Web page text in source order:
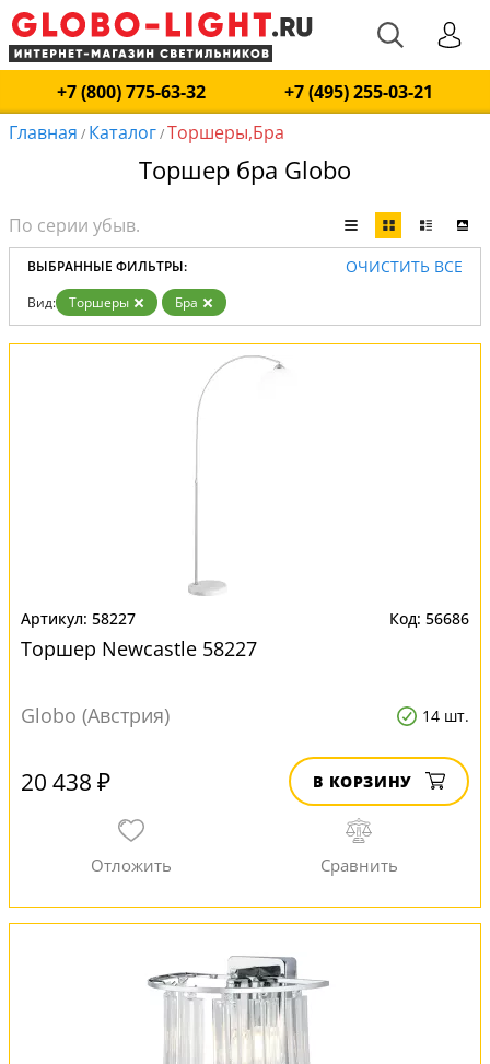
+7 (800) 775-63-32
+7 (495) 255-03-21
Главная / Каталог/Торшеры,Бра
Торшер бра Globo
ВЫБРАННЫЕ ФИЛЬТРЫ: ОЧИСТИТЬ ВСЕ
Вид: Торшеры Бра
58227 56686
Торшер Newcastle 58227
Globo (Австрия) 14 шт.
20 438 ₽ В КОРЗИНУ